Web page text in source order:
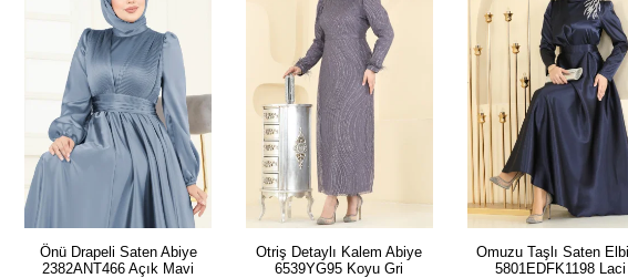
Önü Drapeli Saten Abiye
2382ANT466 Açık Mavi
Otriş Detaylı Kalem Abiye
6539YG95 Koyu Gri
Omuzu Taşlı Saten
5801EDFK1198 Laci